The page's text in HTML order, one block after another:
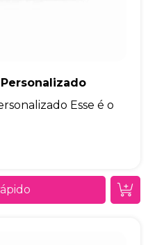
Esse é o